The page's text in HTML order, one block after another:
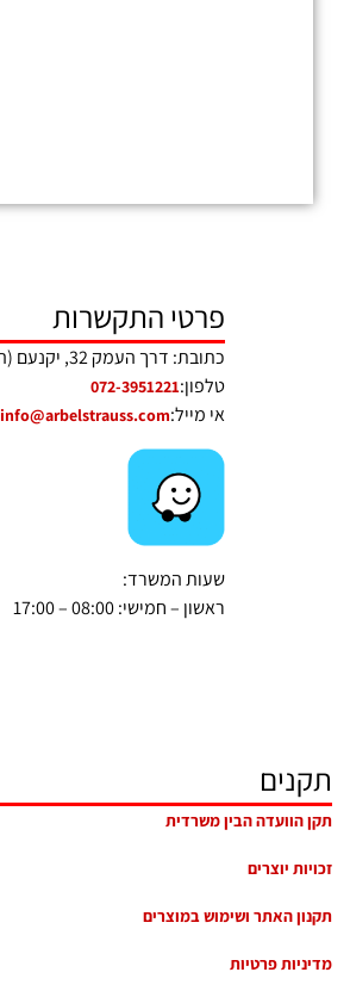
פרטי התקשרות
כתובת: דרך העמק 32, יקנעם (המושבה)
טלפון:072-3951221
אי מייל:info@arbelstrauss.com
שעות המשרד:
ראשון – חמישי: 08:00 – 17:00
תקנים
תקן הוועדה הבין משרדית
זכויות יוצרים
תקנון האתר ושימוש במוצרים
מדיניות פרטיות